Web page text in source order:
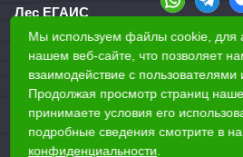
Лес ЕГАИС
О компании
Доставка и оплата
Для бизнеса
Наши магазины
Справочная
+7 (3412) 77-
Мы используем файлы cookie, для
нашем веб-сайте, что позволяет
взаимодействие с пользователями
Продолжая просмотр страниц
принимаете условия его
подробные сведения смотрите в
конфиденциальности